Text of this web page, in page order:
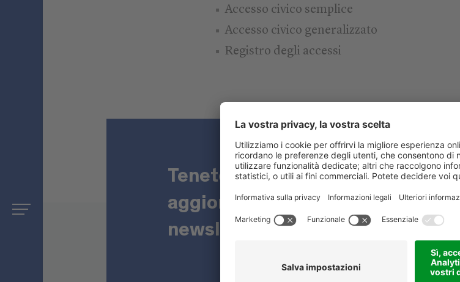
Accesso civico semplice
Accesso civico generalizzato
Registro degli accessi
Tenetevi sempre
aggiornati con la nostra
newsletter!